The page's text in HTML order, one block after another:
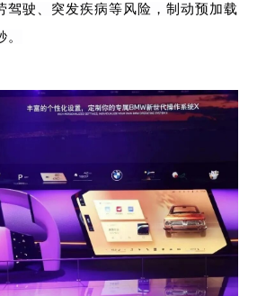
驾驶、突发疾病等风险，制动预加载
。